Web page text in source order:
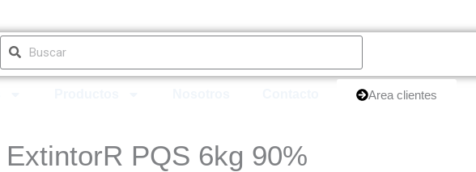
Area clientes
ExtintorR PQS 6kg 90%